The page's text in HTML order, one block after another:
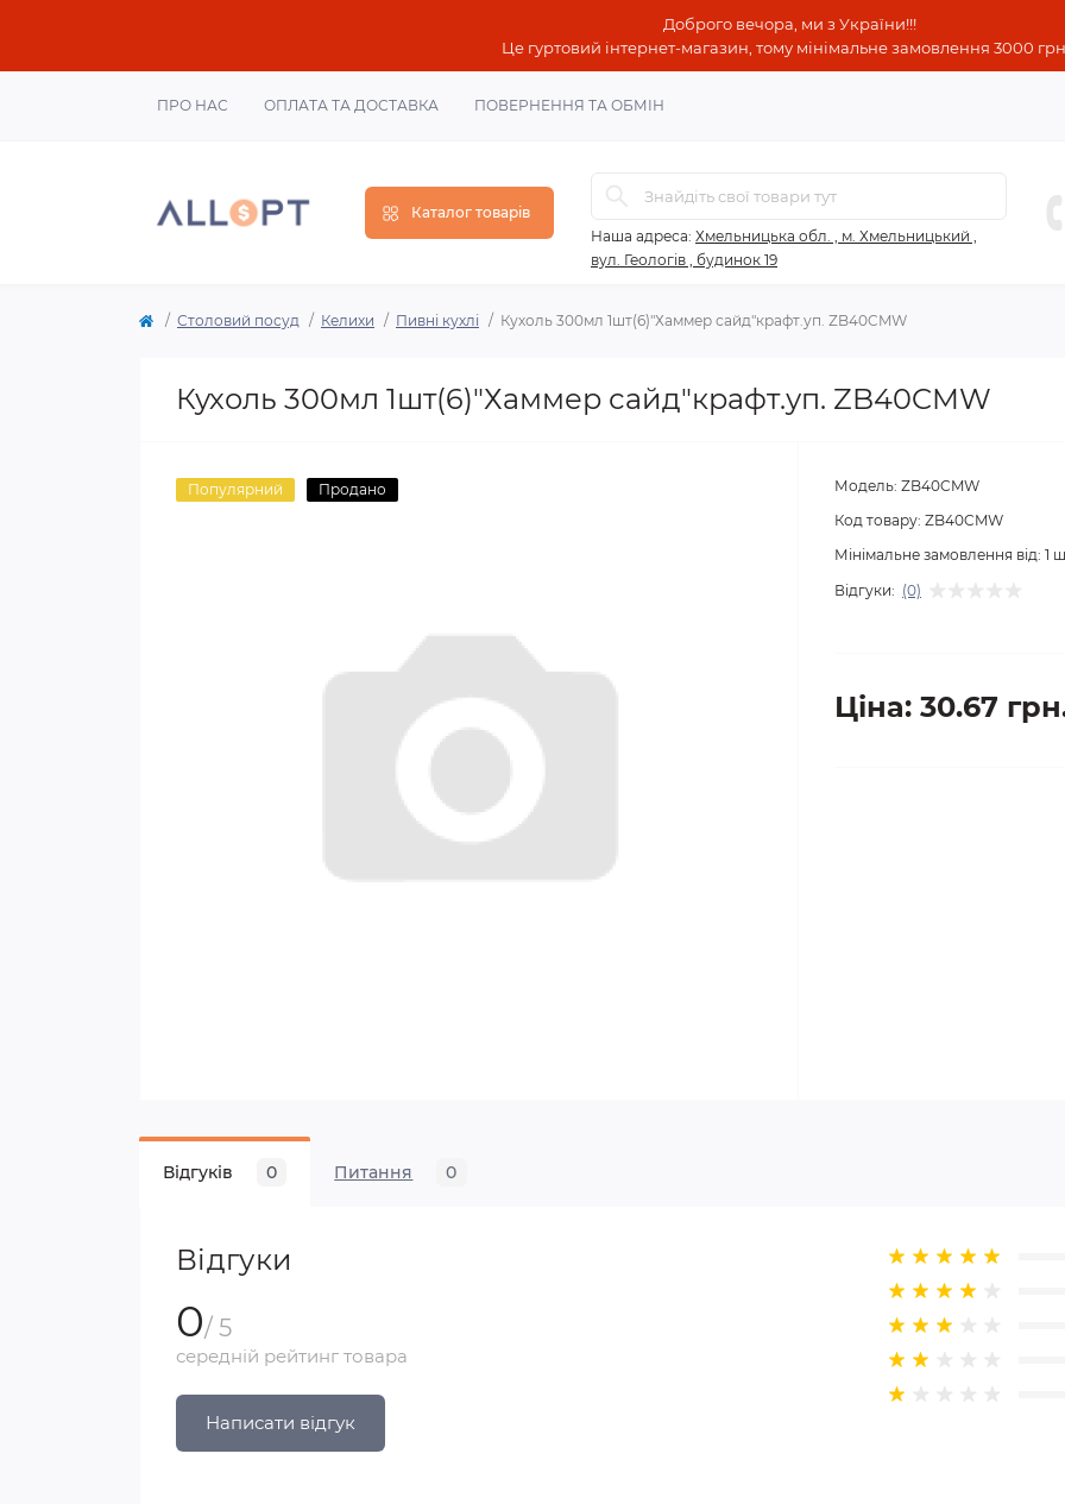
Доброго вечора, ми з України!!!
Це гуртовий інтернет-магазин, тому мінімальне замовлення 3000
ПРО НАС ОПЛАТА ТА ДОСТАВКА ПОВЕРНЕННЯ ТА ОБМІН
Каталог товарів
Наша адреса: Хмельницька обл. , м. Хмельницький ,
вул. Геологів , будинок 19
Столовий посуд Келихи Пивні кухлі Кухоль 300мл 1шт(6)"Хаммер сайд"крафт.уп. ZB40CMW
Кухоль 300мл 1шт(6)"Хаммер сайд"крафт.уп. ZB40CMW
Популярний Продано Модель: ZB40CMW
Код товару: ZB40CMW
Мінімальне замовлення від: 1
Відгуки: (0)
Ціна: 30.67
Відгуків 0 Питання 0
Відгуки
0/ 5
середній рейтинг товара
Написати відгук